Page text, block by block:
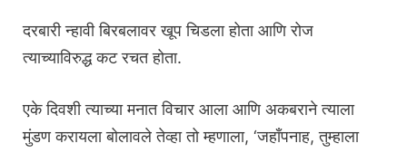
दरबारी न्हावी बिरबलावर खूप चिडला होता आणि रोज
त्याच्याविरुद्ध कट रचत होता.
एके दिवशी त्याच्या मनात विचार आला आणि अकबराने त्याला
मुंडण करायला बोलावले तेव्हा तो म्हणाला, ‘जहाँपनाह, तुम्हाला